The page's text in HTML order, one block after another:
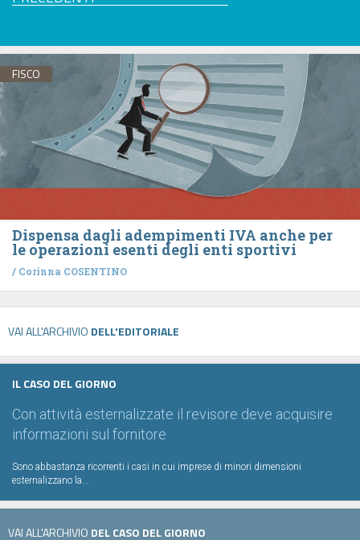
FISCO
Dispensa dagli adempimenti IVA anche per
le operazioni esenti degli enti sportivi
/ Corinna COSENTINO
VAI ALL'ARCHIVIO DELL'EDITORIALE
IL CASO DEL GIORNO
Con attività esternalizzate il revisore deve acquisire
informazioni sul fornitore
Sono abbastanza ricorrenti i casi in cui imprese di minori dimensioni
esternalizzano la...
VAI ALL'ARCHIVIO DEL CASO DEL GIORNO